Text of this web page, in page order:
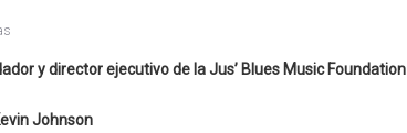
y director ejecutivo de la Jus’ Blues Music Foundation
Johnson